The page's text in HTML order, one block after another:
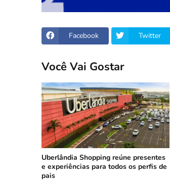
Facebook Twitter
Você Vai Gostar
Uberlândia Shopping reúne presentes
e experiências para todos os perfis de
pais